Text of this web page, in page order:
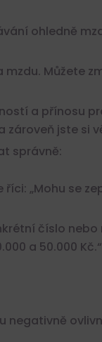
ohledně
Můžete
a přínosu
zároveň jste si
správně:
„Mohu se
číslo
a 50.000 Kč.“
negativně